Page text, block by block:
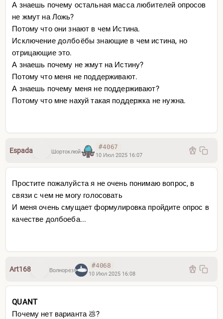
А знаешь почему остальная масса любителей опросов
не жмут на Ложь?
Потому что они знают в чем Истина.
Исключение дoлбoёбы знающие в чем истина, но
отрицающие это.
А знаешь почему не жмут на Истину?
Потому что меня не поддерживают.
А знаешь почему меня не поддерживают?
Потому что мне наxyй такая поддержка не нужна.
Espada Шортоклюй
#4067
10 Июл 2025 16:07
Простите пожалуйста я не очень понимаю вопрос, в
связи с чем не могу голосовать
И меня очень смущает формулировка пройдите опрос в
качестве долбоеба...
Art168 Волнорез
#4068
10 Июл 2025 16:08
QUANT
Почему нет варианта 💩?